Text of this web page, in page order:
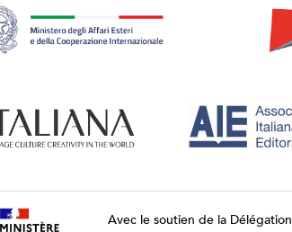
Avec le soutien de la Délégation